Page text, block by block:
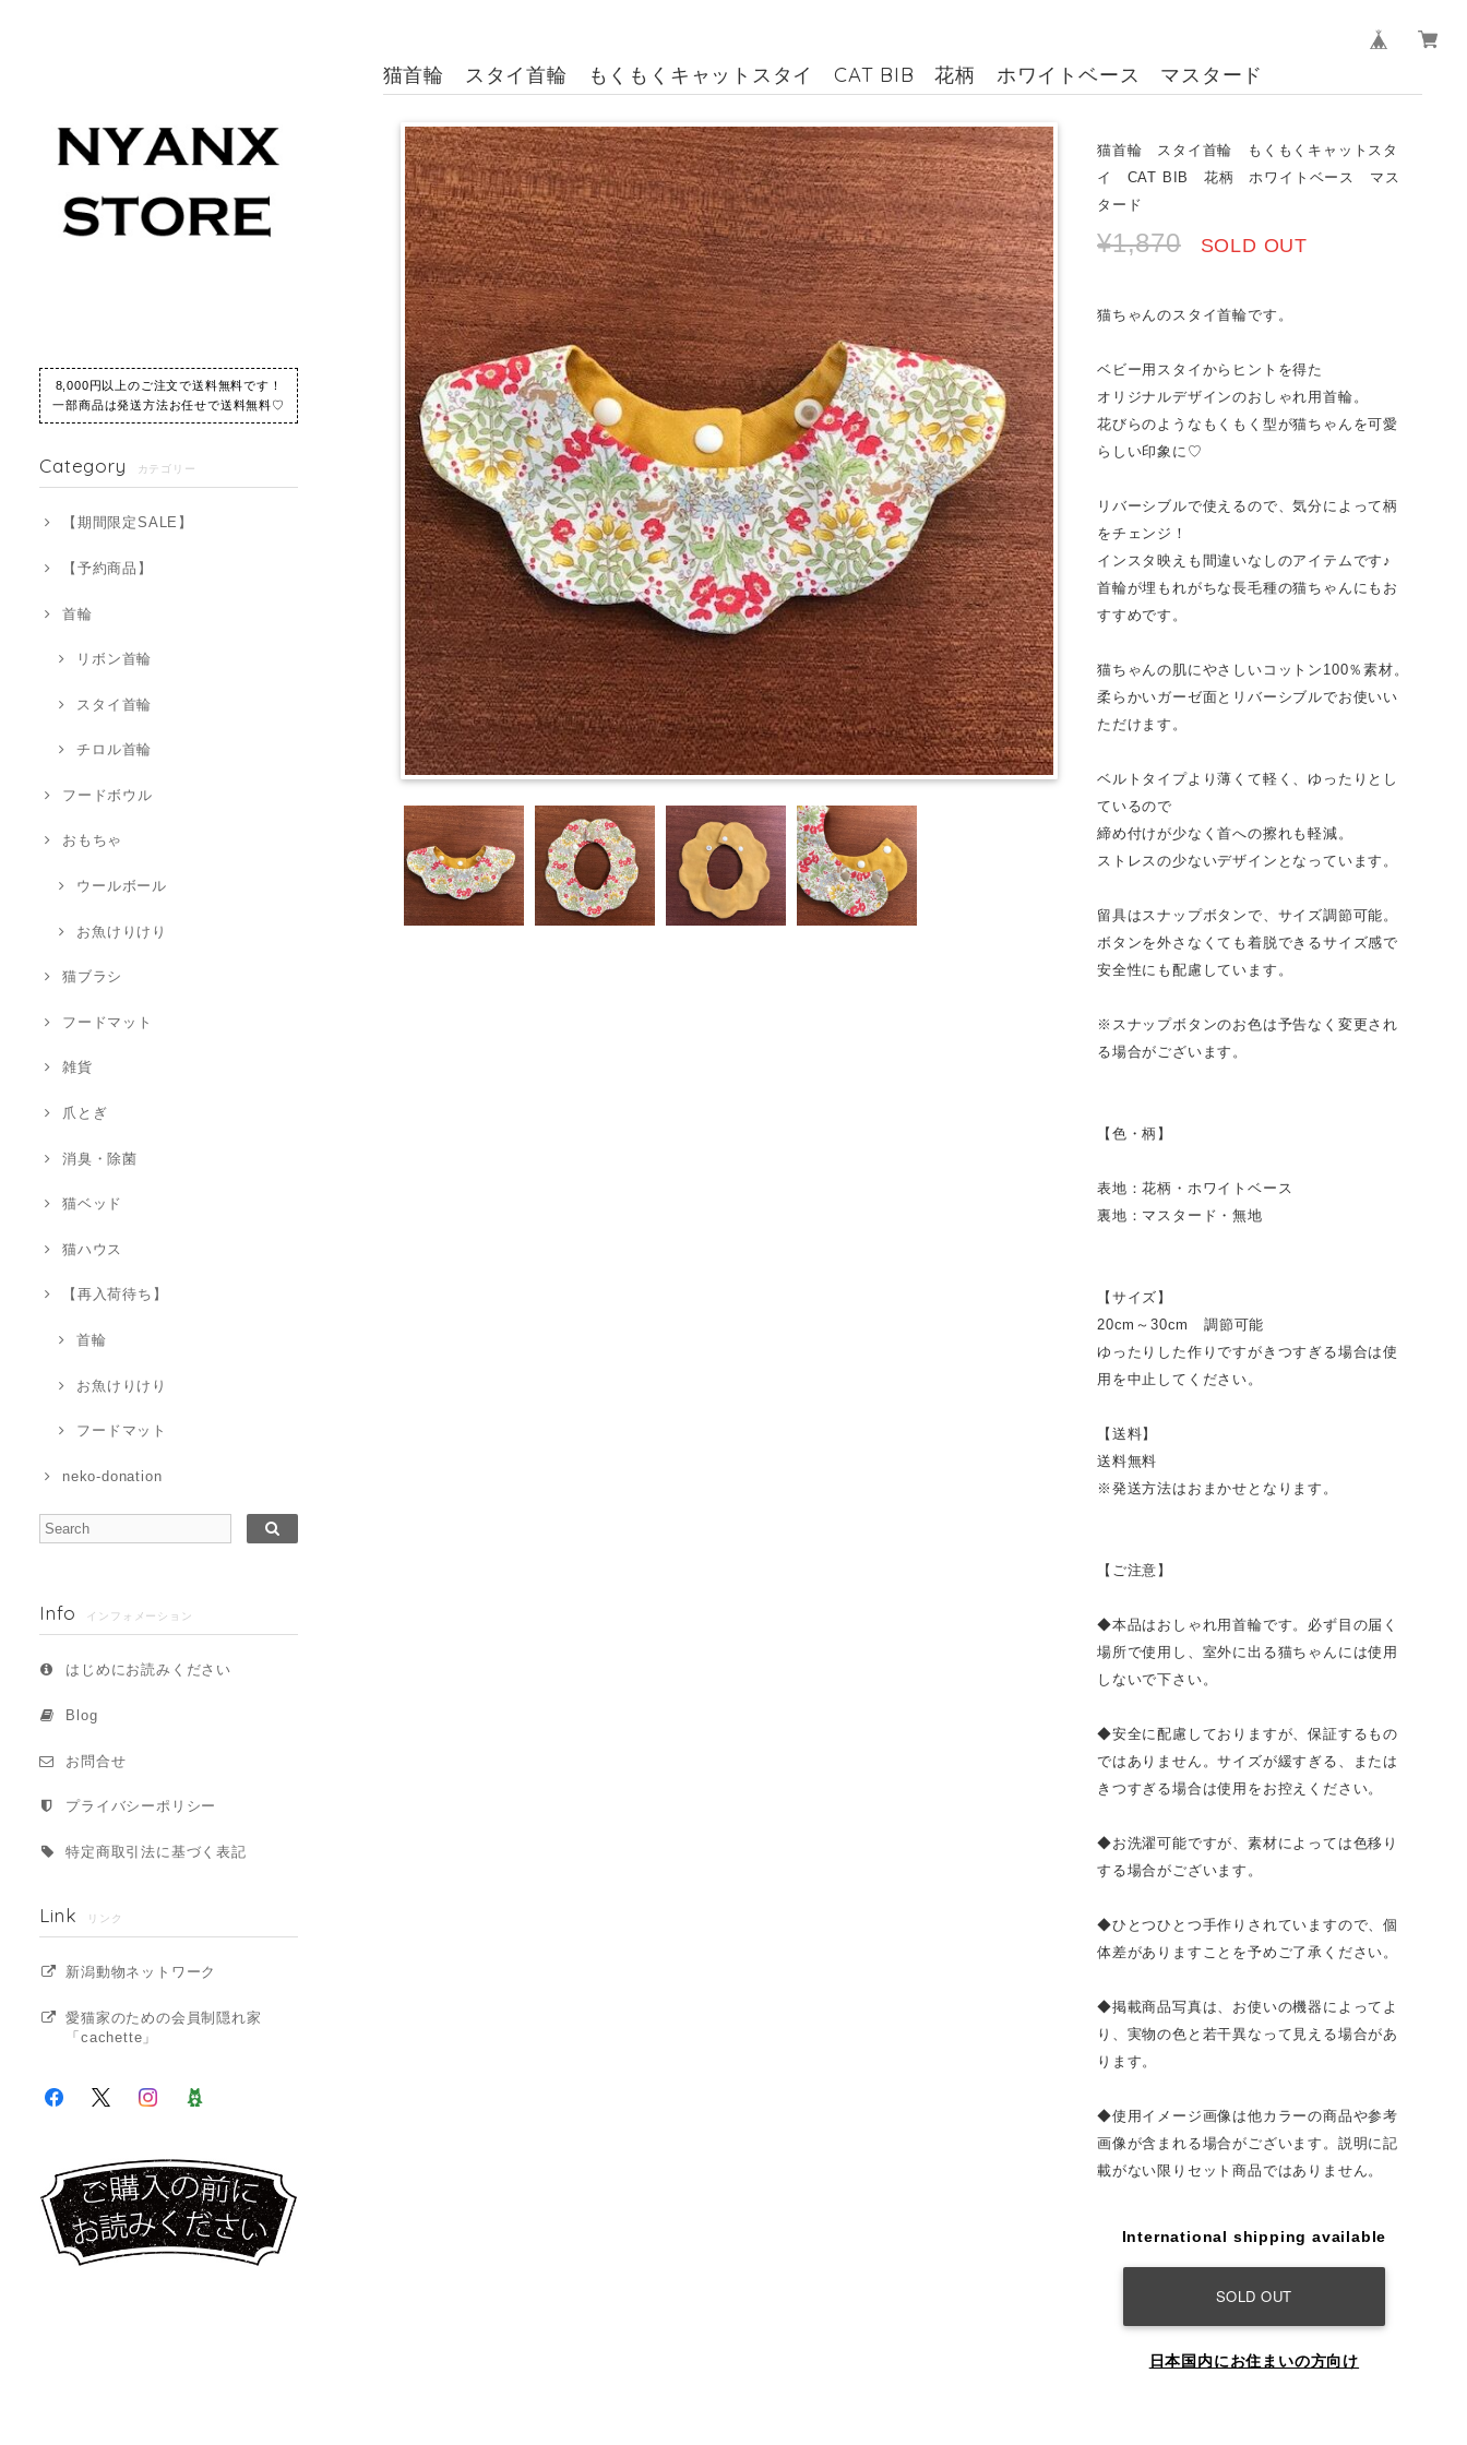
8,000円以上のご注文で送料無料です！
一部商品は発送方法お任せで送料無料♡
Category カテゴリー
【期間限定SALE】
【予約商品】
首輪
リボン首輪
スタイ首輪
チロル首輪
フードボウル
おもちゃ
ウールボール
お魚けりけり
猫ブラシ
フードマット
雑貨
爪とぎ
消臭・除菌
猫ベッド
猫ハウス
【再入荷待ち】
首輪
お魚けりけり
フードマット
neko-donation
Info インフォメーション
はじめにお読みください
Blog
お問合せ
プライバシーポリシー
特定商取引法に基づく表記
Link リンク
新潟動物ネットワーク
愛猫家のための会員制隠れ家
「cachette」
猫首輪 スタイ首輪 もくもくキャットスタイ CAT BIB 花柄 ホワイトベース マスタード
猫首輪 スタイ首輪 もくもくキャットスタ
イ CAT BIB 花柄 ホワイトベース マス
タード
¥1,870 SOLD OUT
猫ちゃんのスタイ首輪です。
ベビー用スタイからヒントを得た
オリジナルデザインのおしゃれ用首輪。
花びらのようなもくもく型が猫ちゃんを可愛
らしい印象に♡
リバーシブルで使えるので、気分によって柄
をチェンジ！
インスタ映えも間違いなしのアイテムです♪
首輪が埋もれがちな長毛種の猫ちゃんにもお
すすめです。
猫ちゃんの肌にやさしいコットン100％素材。
柔らかいガーゼ面とリバーシブルでお使いい
ただけます。
ベルトタイプより薄くて軽く、ゆったりとし
ているので
締め付けが少なく首への擦れも軽減。
ストレスの少ないデザインとなっています。
留具はスナップボタンで、サイズ調節可能。
ボタンを外さなくても着脱できるサイズ感で
安全性にも配慮しています。
※スナップボタンのお色は予告なく変更され
る場合がございます。
【色・柄】
表地：花柄・ホワイトベース
裏地：マスタード・無地
【サイズ】
20cm～30cm 調節可能
ゆったりした作りですがきつすぎる場合は使
用を中止してください。
【送料】
送料無料
※発送方法はおまかせとなります。
【ご注意】
◆本品はおしゃれ用首輪です。必ず目の届く
場所で使用し、室外に出る猫ちゃんには使用
しないで下さい。
◆安全に配慮しておりますが、保証するもの
ではありません。サイズが緩すぎる、または
きつすぎる場合は使用をお控えください。
◆お洗濯可能ですが、素材によっては色移り
する場合がございます。
◆ひとつひとつ手作りされていますので、個
体差がありますことを予めご了承ください。
◆掲載商品写真は、お使いの機器によってよ
り、実物の色と若干異なって見える場合があ
ります。
◆使用イメージ画像は他カラーの商品や参考
画像が含まれる場合がございます。説明に記
載がない限りセット商品ではありません。
International shipping available
SOLD OUT
日本国内にお住まいの方向け